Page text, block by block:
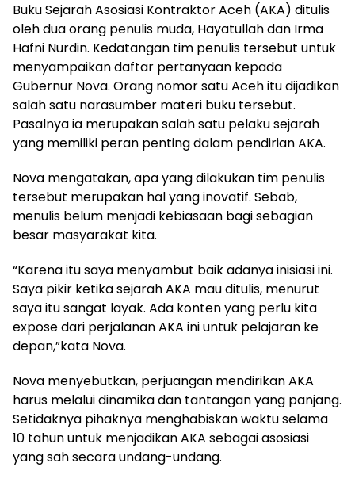
Buku Sejarah Asosiasi Kontraktor Aceh (AKA) ditulis
oleh dua orang penulis muda, Hayatullah dan Irma
Hafni Nurdin. Kedatangan tim penulis tersebut untuk
menyampaikan daftar pertanyaan kepada
Gubernur Nova. Orang nomor satu Aceh itu dijadikan
salah satu narasumber materi buku tersebut.
Pasalnya ia merupakan salah satu pelaku sejarah
yang memiliki peran penting dalam pendirian AKA.
Nova mengatakan, apa yang dilakukan tim penulis
tersebut merupakan hal yang inovatif. Sebab,
menulis belum menjadi kebiasaan bagi sebagian
besar masyarakat kita.
“Karena itu saya menyambut baik adanya inisiasi ini.
Saya pikir ketika sejarah AKA mau ditulis, menurut
saya itu sangat layak. Ada konten yang perlu kita
expose dari perjalanan AKA ini untuk pelajaran ke
depan,”kata Nova.
Nova menyebutkan, perjuangan mendirikan AKA
harus melalui dinamika dan tantangan yang panjang.
Setidaknya pihaknya menghabiskan waktu selama
10 tahun untuk menjadikan AKA sebagai asosiasi
yang sah secara undang-undang.